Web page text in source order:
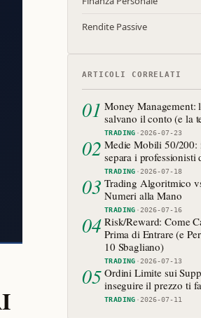
Rendite Passive
ARTICOLI CORRELATI
01 Money Management:
salvano il conto (e la
TRADING ·2026-07-23
02 Medie Mobili 50/200:
separa i professionisti
TRADING ·2026-07-18
03 Trading Algoritmico
Numeri alla Mano
TRADING ·2026-07-16
04 Risk/Reward: Come
Prima di Entrare (e
10 Sbagliano)
TRADING ·2026-07-13
05 Ordini Limite sui
inseguire il prezzo ti
TRADING ·2026-07-11